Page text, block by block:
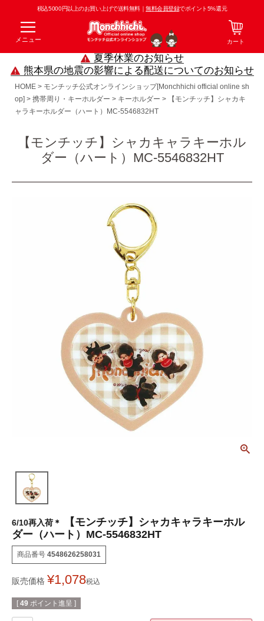
税込5000円以上のお買い上げで送料無料｜無料会員登録でポイント5%還元
メニュー カート
夏季休業のお知らせ
熊本県の地震の影響による配送についてのお知らせ
HOME
モンチッチ公式オンラインショップ[Monchhichi official online sh
op]
携帯周り・キーホルダー キーホルダー
【モンチッチ】シャカキ
ャラキーホルダー（ハート）MC-5546832HT
【モンチッチ】シャカキャラキーホル
ダー（ハート）MC-5546832HT
6/10再入荷＊
【モンチッチ】シャカキャラキーホル
ダー（ハート）MC-5546832HT
商品番号 4548626258031
販売価格 ¥1,078税込
[ 49 ポイント進呈 ]